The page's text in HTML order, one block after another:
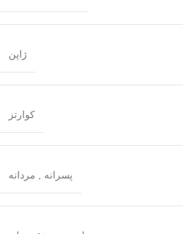
ژاپن
کوارتز
پسرانه مردانه